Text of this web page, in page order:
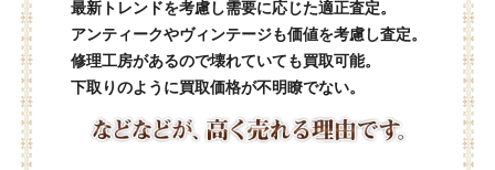
最新トレンドを考慮し需要に応じた適正査定。
アンティークやヴィンテージも価値を考慮し査定。
修理工房があるので壊れていても買取可能。
下取りのように買取価格が不明瞭でない。